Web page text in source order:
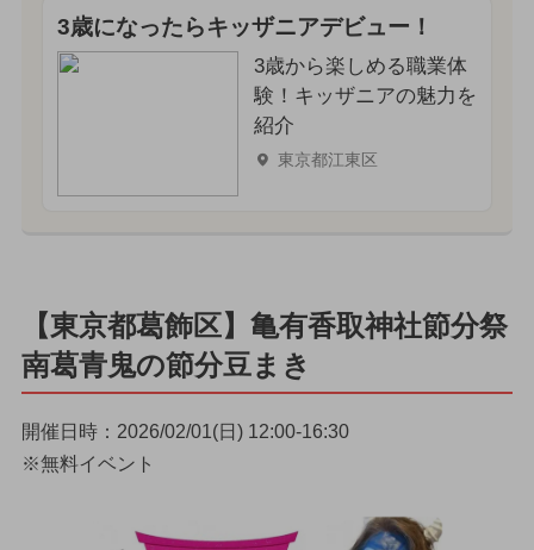
3歳になったらキッザニアデビュー！
3歳から楽しめる職業体
験！キッザニアの魅力を
紹介
東京都江東区
【東京都葛飾区】亀有香取神社節分祭
南葛青鬼の節分豆まき
開催日時：2026/02/01(日) 12:00-16:30
※無料イベント